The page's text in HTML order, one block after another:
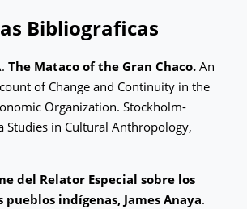
Bibliograficas
The Mataco of the Gran Chaco. An
of Change and Continuity in the
Organization. Stockholm-
Studies in Cultural Anthropology,
del Relator Especial sobre los
pueblos indígenas, James Anaya.